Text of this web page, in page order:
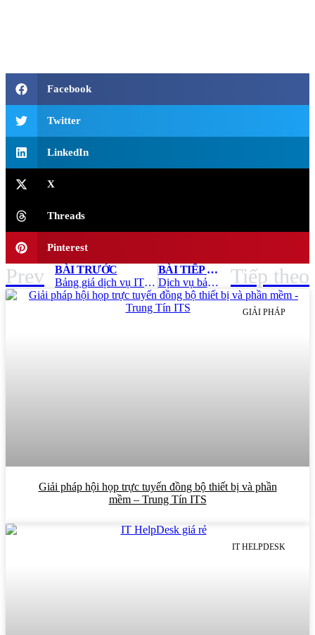
Facebook
Twitter
LinkedIn
X
Threads
Pinterest
Prev
BÀI TRƯỚC
Bảng giá dịch vụ IT HelpDesk cập nhật mới nhất – Trung Tín ITS
BÀI TIẾP THEO
Dịch vụ bảo trì hạ tầng mạng chuyên nghiệp – Trung Tín ITS
Tiếp theo
GIẢI PHÁP
Giải pháp hội họp trực tuyến đồng bộ thiết bị và phần
mềm – Trung Tín ITS
IT HELPDESK